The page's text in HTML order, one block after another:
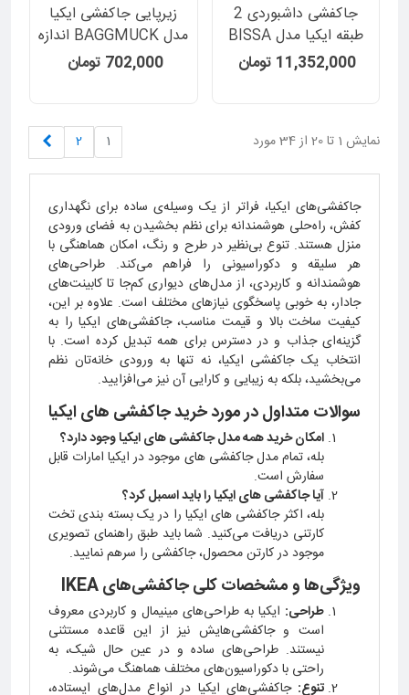
جاکفشی داشبوردی 2
طبقه ایکیا مدل BISSA
رنگ سفید
11,352,000 تومان
زیرپایی جاکفشی ایکیا
مدل BAGGMUCK اندازه
35×71 سانتیمتر رنگ زرد
702,000 تومان
نمایش 1 تا 20 از 34 مورد 1
2
جاکفشی‌های ایکیا، فراتر از یک وسیله‌ی ساده برای نگهداری
کفش، راه‌حلی هوشمندانه برای نظم بخشیدن به فضای ورودی
منزل هستند. تنوع بی‌نظیر در طرح و رنگ، امکان هماهنگی با
هر سلیقه و دکوراسیونی را فراهم می‌کند. طراحی‌های
هوشمندانه و کاربردی، از مدل‌های دیواری کم‌جا تا کابینت‌های
جادار، به خوبی پاسخگوی نیازهای مختلف است. علاوه بر این،
کیفیت ساخت بالا و قیمت مناسب، جاکفشی‌های ایکیا را به
گزینه‌ای جذاب و در دسترس برای همه تبدیل کرده است. با
انتخاب یک جاکفشی ایکیا، نه تنها به ورودی خانه‌تان نظم
می‌بخشید، بلکه به زیبایی و کارایی آن نیز می‌افزایید.
سوالات متداول در مورد خرید جاکفشی های ایکیا
امکان خرید همه مدل جاکفشی های ایکیا وجود دارد؟
بله، تمام مدل جاکفشی های موجود در ایکیا امارات قابل
سفارش است.
آیا جاکفشی های ایکیا را باید اسمبل کرد؟
بله، اکثر جاکفشی های ایکیا را در یک بسته بندی تخت
کارتنی دریافت می‌کنید. شما باید طبق راهنمای تصویری
موجود در کارتن محصول، جاکفشی را سرهم نمایید.
ویژگی‌ها و مشخصات کلی جاکفشی‌های IKEA
طراحی: ایکیا به طراحی‌های مینیمال و کاربردی معروف
است و جاکفشی‌هایش نیز از این قاعده مستثنی
نیستند. طراحی‌های ساده و در عین حال شیک، به
راحتی با دکوراسیون‌های مختلف هماهنگ می‌شوند.
تنوع:جاکفشی‌های ایکیا در انواع مدل‌های ایستاده،